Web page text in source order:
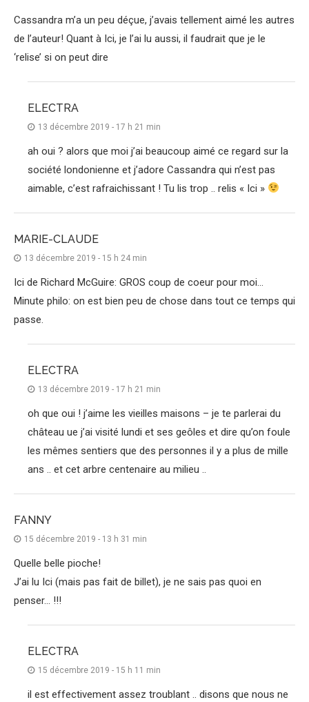
Cassandra m’a un peu déçue, j’avais tellement aimé les autres
de l’auteur! Quant à Ici, je l’ai lu aussi, il faudrait que je le
‘relise’ si on peut dire
ELECTRA
13 décembre 2019 - 17 h 21 min
ah oui ? alors que moi j’ai beaucoup aimé ce regard sur la
société londonienne et j’adore Cassandra qui n’est pas
aimable, c’est rafraichissant ! Tu lis trop .. relis « Ici »
MARIE-CLAUDE
13 décembre 2019 - 15 h 24 min
Ici de Richard McGuire: GROS coup de coeur pour moi…
Minute philo: on est bien peu de chose dans tout ce temps qui
passe.
ELECTRA
13 décembre 2019 - 17 h 21 min
oh que oui ! j’aime les vieilles maisons – je te parlerai du
château ue j’ai visité lundi et ses geôles et dire qu’on foule
les mêmes sentiers que des personnes il y a plus de mille
ans .. et cet arbre centenaire au milieu ..
FANNY
15 décembre 2019 - 13 h 31 min
Quelle belle pioche!
J’ai lu Ici (mais pas fait de billet), je ne sais pas quoi en
penser… !!!
ELECTRA
15 décembre 2019 - 15 h 11 min
il est effectivement assez troublant .. disons que nous ne